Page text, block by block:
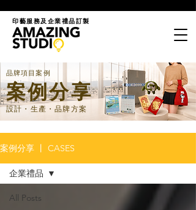
印藝服務及企業禮品訂製
品牌項目案例
案例分享
設計・生產・品牌方案
案例分享 丨 CASES
All Posts
企業禮品